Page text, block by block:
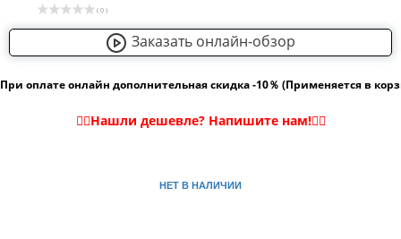
( 0 )
Заказать онлайн-обзор
При оплате онлайн дополнительная скидка -10％ (Применяется в
НЕТ В НАЛИЧИИ